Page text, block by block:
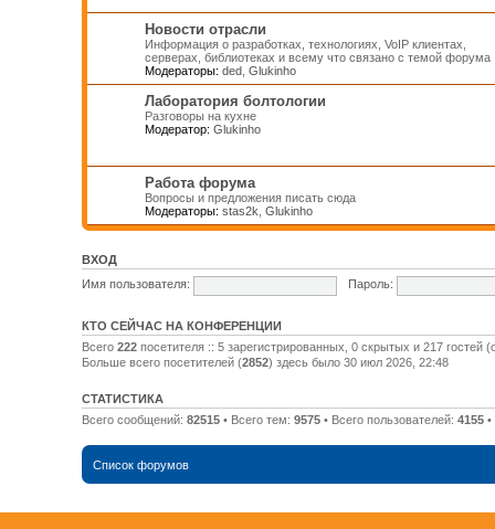
Новости отрасли
Информация о разработках, технологиях, VoIP клиентах,
серверах, библиотеках и всему что связано с темой форума
Модераторы: ded, Glukinho
Лаборатория болтологии
Разговоры на кухне
Модератор: Glukinho
Работа форума
Вопросы и предложения писать сюда
Модераторы: stas2k Glukinho
ВХОД
Имя пользователя:
Пароль:
КТО СЕЙЧАС НА КОНФЕРЕНЦИИ
Всего 222посетителя :: 5 зарегистрированных, 0 скрытых и 217 гостей
Больше всего посетителей (2852) здесь было 30 июл 2026, 22:48
СТАТИСТИКА
Всего сообщений: 82515• Всего тем: 9575• Всего пользователей: 4155•
Список форумов